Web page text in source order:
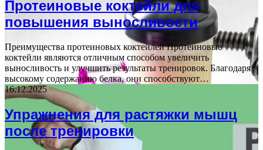
Протеиновые коктейли для
повышения выносливости
Преимущества протеиновых коктейлей Протеиновые
коктейли являются отличным способом увеличить
выносливость и улучшить результаты тренировок. Благодаря
высокому содержанию белка, они способствуют…
16.12.2025
Упражнения для растяжки мышц
после тренировки